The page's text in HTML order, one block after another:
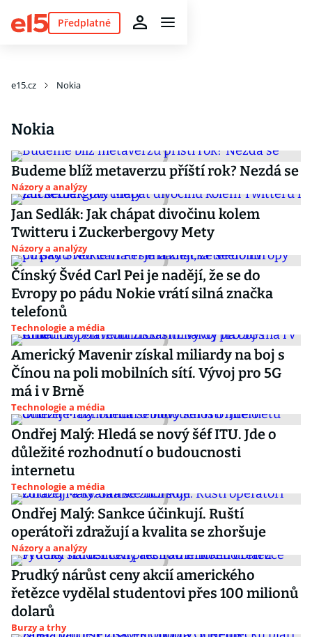
Předplatné
e15.cz Nokia
Nokia
Budeme blíž metaverzu příští rok? Nezdá se
Názory a analýzy
Jan Sedlák: Jak chápat divočinu kolem
Twitteru i Zuckerbergovy Mety
Názory a analýzy
Čínský Švéd Carl Pei je nadějí, že se do
Evropy po pádu Nokie vrátí silná značka
telefonů
Technologie a média
Americký Mavenir získal miliardy na boj s
Čínou na poli mobilních sítí. Vývoj pro 5G
má i v Brně
Technologie a média
Ondřej Malý: Hledá se nový šéf ITU. Jde o
důležité rozhodnutí o budoucnosti
internetu
Technologie a média
Ondřej Malý: Sankce účinkují. Ruští
operátoři zdražují a kvalita se zhoršuje
Názory a analýzy
Prudký nárůst ceny akcií amerického
řetězce vydělal studentovi přes 100 milionů
dolarů
Burzy a trhy